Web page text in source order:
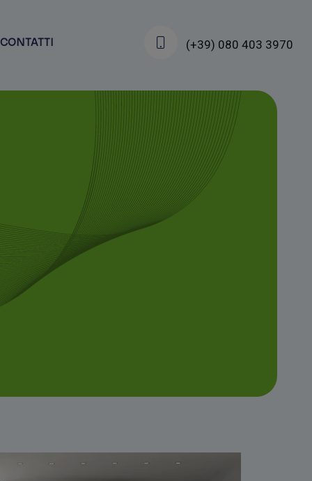
CONTATTI (+39) 080 403 3970